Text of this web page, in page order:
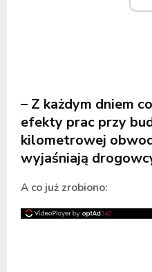
– Z każdym dniem
efekty prac przy
kilometrowej
wyjaśniają
A co już zrobiono: